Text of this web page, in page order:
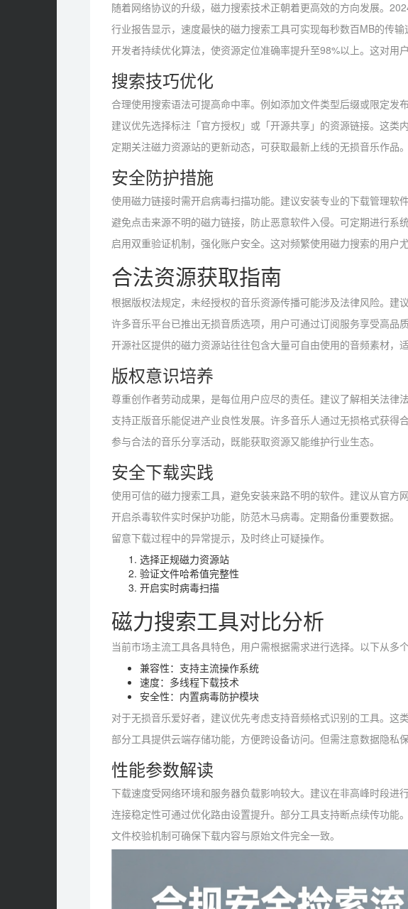
随着网络协议的升级，磁力搜索技术正朝着更高效的方向发展。
行业报告显示，速度最快的磁力搜索工具可实现每秒数百MB的传输
开发者持续优化算法，使资源定位准确率提升至98%以上。这对用
搜索技巧优化
合理使用搜索语法可提高命中率。例如添加文件类型后缀或限定发布
建议优先选择标注「官方授权」或「开源共享」的资源链接。这类
定期关注磁力资源站的更新动态，可获取最新上线的无损音乐作品。
安全防护措施
使用磁力链接时需开启病毒扫描功能。建议安装专业的下载管理软
避免点击来源不明的磁力链接，防止恶意软件入侵。可定期进行系统
启用双重验证机制，强化账户安全。这对频繁使用磁力搜索的用户尤
合法资源获取指南
根据版权法规定，未经授权的音乐资源传播可能涉及法律风险。建
许多音乐平台已推出无损音质选项，用户可通过订阅服务享受高品
开源社区提供的磁力资源站往往包含大量可自由使用的音频素材，
版权意识培养
尊重创作者劳动成果，是每位用户应尽的责任。建议了解相关法律
支持正版音乐能促进产业良性发展。许多音乐人通过无损格式获得合
参与合法的音乐分享活动，既能获取资源又能维护行业生态。
安全下载实践
使用可信的磁力搜索工具，避免安装来路不明的软件。建议从官方
开启杀毒软件实时保护功能，防范木马病毒。定期备份重要数据。
留意下载过程中的异常提示，及时终止可疑操作。
选择正规磁力资源站
验证文件哈希值完整性
开启实时病毒扫描
磁力搜索工具对比分析
当前市场主流工具各具特色，用户需根据需求进行选择。以下从多
兼容性：支持主流操作系统
速度：多线程下载技术
安全性：内置病毒防护模块
对于无损音乐爱好者，建议优先考虑支持音频格式识别的工具。这
部分工具提供云端存储功能，方便跨设备访问。但需注意数据隐私保
性能参数解读
下载速度受网络环境和服务器负载影响较大。建议在非高峰时段进行
连接稳定性可通过优化路由设置提升。部分工具支持断点续传功能。
文件校验机制可确保下载内容与原始文件完全一致。